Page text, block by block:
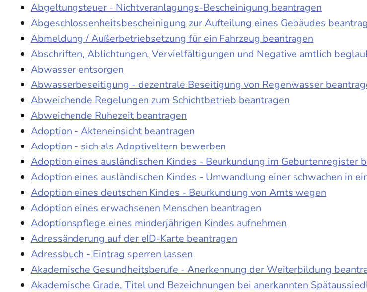
Abgeltungsteuer - Nichtveranlagungs-Bescheinigung beantragen
Abgeschlossenheitsbescheinigung zur Aufteilung eines Gebäudes
Abmeldung / Außerbetriebsetzung für ein Fahrzeug beantragen
Abschriften, Ablichtungen, Vervielfältigungen und Negative amtlich
Abwasser entsorgen
Abwasserbeseitigung - dezentrale Beseitigung von Regenwasser
Abweichende Regelungen zum Schichtbetrieb beantragen
Abweichende Ruhezeit beantragen
Adoption - Akteneinsicht beantragen
Adoption - sich als Adoptiveltern bewerben
Adoption eines ausländischen Kindes - Beurkundung im Geburtenregister
Adoption eines ausländischen Kindes - Umwandlung einer schwachen in
Adoption eines deutschen Kindes - Beurkundung von Amts wegen
Adoption eines erwachsenen Menschen beantragen
Adoptionspflege eines minderjährigen Kindes aufnehmen
Adressänderung auf der eID-Karte beantragen
Adressbuch - Eintrag sperren lassen
Akademische Gesundheitsberufe - Anerkennung der Weiterbildung
Akademische Grade, Titel und Bezeichnungen bei anerkannten